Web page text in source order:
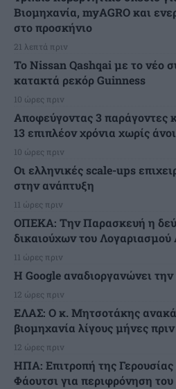
Βιομηχανία, myAGRO και
στο προσκήνιο
21 λεπτά πριν
Το Nissan Qashqai με το νέο
κατακτά ρεκόρ Guinness
10 ώρες πριν
Αποφεύγοντας 3 παράγοντες
13 επιπλέον χρόνια χωρίς
10 ώρες πριν
Οι ελληνικές scale-ups
στην ανάπτυξη
11 ώρες πριν
ΟΠΕΚΑ: Την Παρασκευή η
δικαιούχων του Λογαριασμού
11 ώρες πριν
H Google αναδιοργανώνει
12 ώρες πριν
ΕΛΑΣ: Ο κ. Μητσοτάκης
βιομηχανία λίγους μήνες
12 ώρες πριν
ΗΠΑ: Επιτροπή της Γερουσίας
Φάουτσι για περιφρόνηση